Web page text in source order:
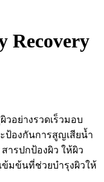
Recovery
อย่างรวดเร็วมอบ
ป้องกันการสูญเสียน้ำ
สารปกป้องผิว ให้ผิว
ข้มข้นที่ช่วยบำรุงผิวให้